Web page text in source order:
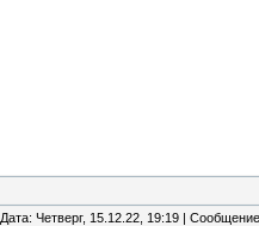
Дата: Четверг, 15.12.22, 19:19 |